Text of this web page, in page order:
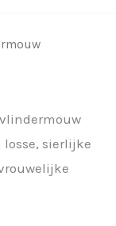
losse, sierlijke